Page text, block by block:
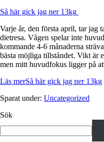
Så här gick jag ner 13kg
Varje år, den första april, tar jag
dietresa. Vågen spelar inte
kommande 4-6 månaderna
bästa möjliga tillståndet. Vikt är
men mitt huvudfokus ligger på
Läs merSå här gick jag ner 13kg
Sparat under: Uncategorized
Sök